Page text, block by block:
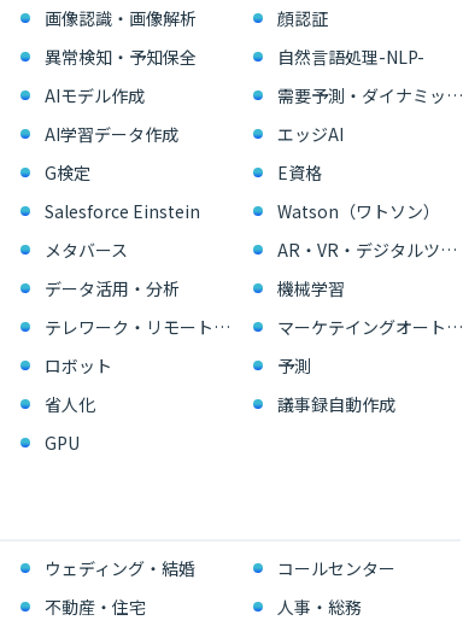
画像認識・画像解析
顔認証
異常検知・予知保全
自然言語処理-NLP-
AIモデル作成
需要予測・ダイナミックプライシング
AI学習データ作成
エッジAI
G検定
E資格
Salesforce Einstein
Watson（ワトソン）
メタバース
AR・VR・デジタルツイン
データ活用・分析
機械学習
テレワーク・リモートワーク
マーケテイングオートメーション・MAツール
ロボット
予測
省人化
議事録自動作成
GPU
ウェディング・結婚
コールセンター
不動産・住宅
人事・総務